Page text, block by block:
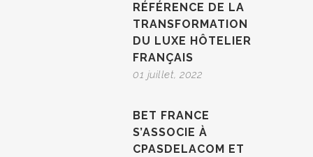
RÉFÉRENCE DE LA
TRANSFORMATION
DU LUXE HÔTELIER
FRANÇAIS
01 juillet, 2022
BET FRANCE
S’ASSOCIE À
CPASDELACOM ET